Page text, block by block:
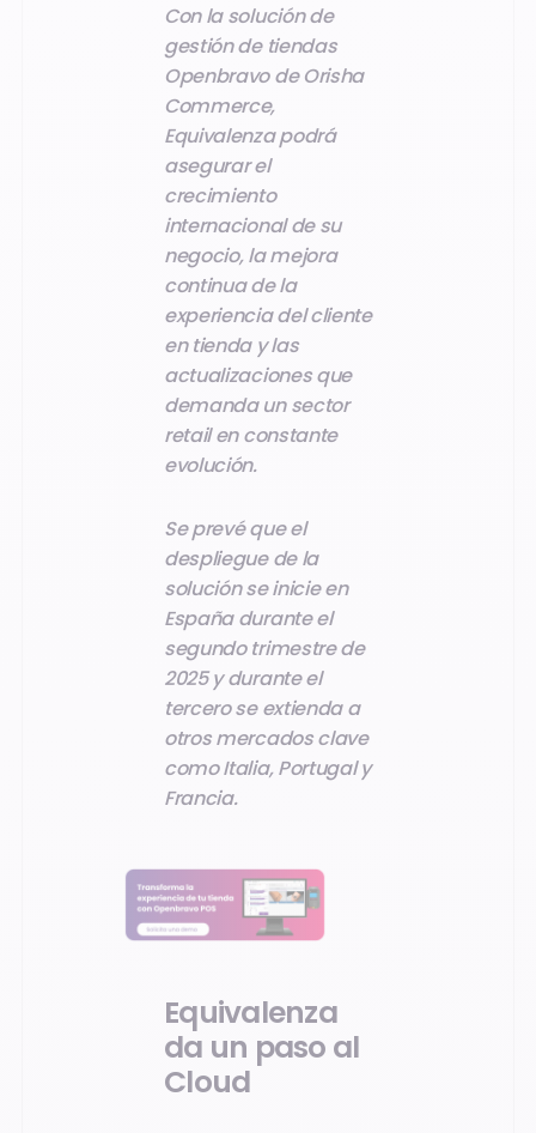
Con la solución de
gestión de tiendas
Openbravo de Orisha
Commerce,
Equivalenza podrá
asegurar el
crecimiento
internacional de su
negocio, la mejora
continua de la
experiencia del cliente
en tienda y las
actualizaciones que
demanda un sector
retail en constante
evolución.
Se prevé que el
despliegue de la
solución se inicie en
España durante el
segundo trimestre de
2025 y durante el
tercero se extienda a
otros mercados clave
como Italia, Portugal y
Francia.
Equivalenza
da un paso al
Cloud